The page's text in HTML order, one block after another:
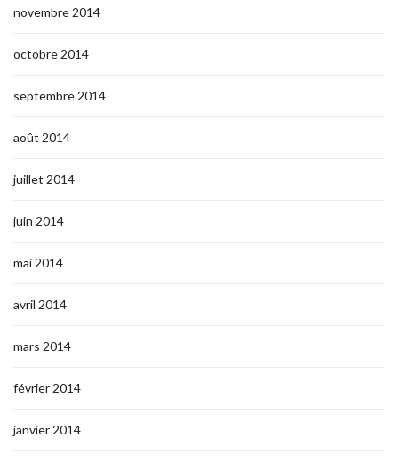
novembre 2014
octobre 2014
septembre 2014
août 2014
juillet 2014
juin 2014
mai 2014
avril 2014
mars 2014
février 2014
janvier 2014